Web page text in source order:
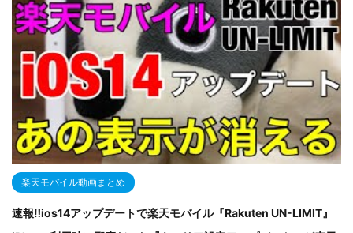
楽天モバイル動画まとめ
速報‼ios14アップデートで楽天モバイル『Rakuten UN-LIMIT』